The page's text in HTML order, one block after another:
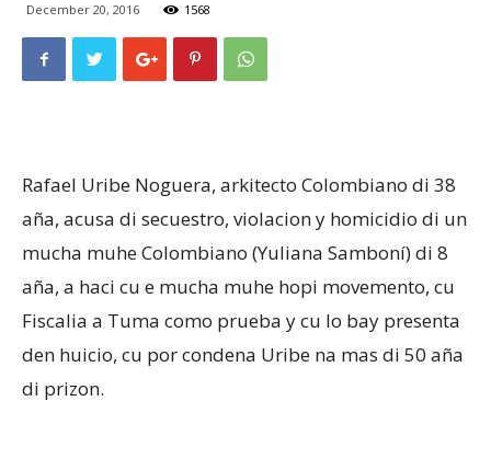
Aruba
December 20, 2016 1568
Rafael Uribe Noguera, arkitecto Colombiano di 38
aña, acusa di secuestro, violacion y homicidio di un
mucha muhe Colombiano (Yuliana Samboní) di 8
aña, a haci cu e mucha muhe hopi movemento, cu
Fiscalia a Tuma como prueba y cu lo bay presenta
den huicio, cu por condena Uribe na mas di 50 aña
di prizon.